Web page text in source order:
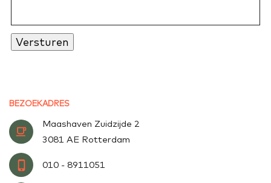
Versturen
BEZOEKADRES
Maashaven Zuidzijde 2
3081 AE Rotterdam
010 - 8911051